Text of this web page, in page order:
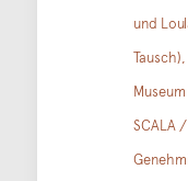
und
SCALA